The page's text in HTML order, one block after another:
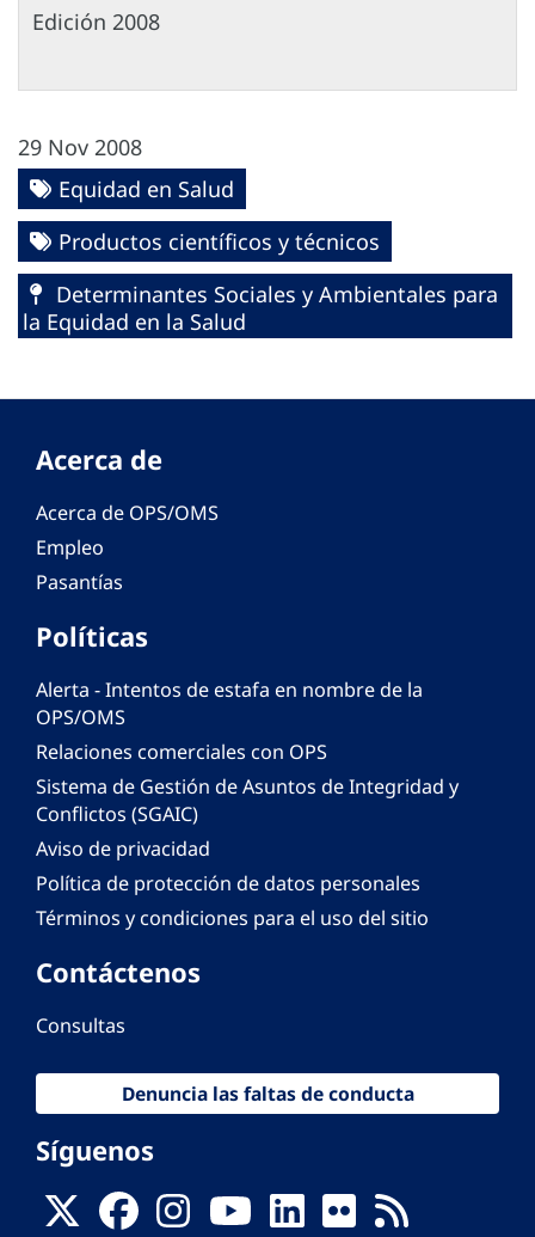
Edición 2008
29 Nov 2008
Equidad en Salud
Productos científicos y técnicos
Determinantes Sociales y Ambientales para
la Equidad en la Salud
Acerca de
Acerca de OPS/OMS
Empleo
Pasantías
Políticas
Alerta - Intentos de estafa en nombre de la
OPS/OMS
Relaciones comerciales con OPS
Sistema de Gestión de Asuntos de Integridad y
Conflictos (SGAIC)
Aviso de privacidad
Política de protección de datos personales
Términos y condiciones para el uso del sitio
Contáctenos
Consultas
Denuncia las faltas de conducta
Síguenos